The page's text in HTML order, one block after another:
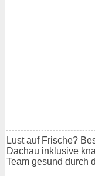
Lust auf Frische?
Dachau inklusive
Team gesund durch